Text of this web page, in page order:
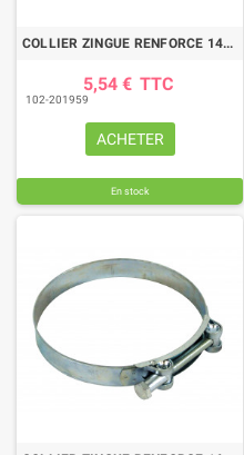
COLLIER ZINGUE RENFORCE 140/148
5,54 € TTC
102-201959
ACHETER
En stock